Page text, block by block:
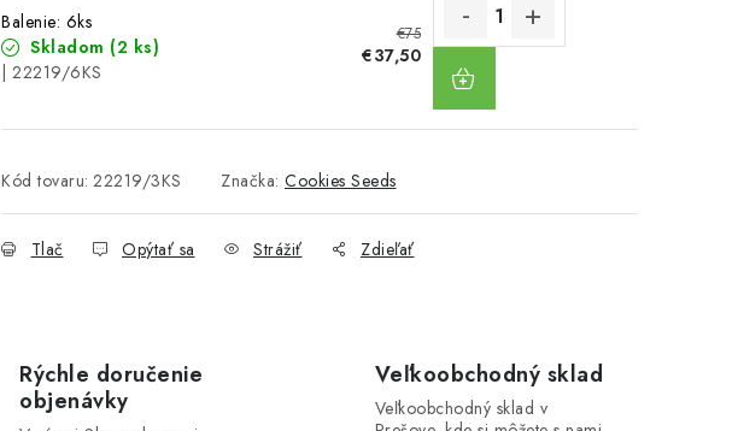
Balenie: 6ks
Skladom (2 ks)
| 22219/6KS
€75
€37,50
Kód tovaru: 22219/3KS Značka: Cookies Seeds
Tlač Opýtať sa Strážiť Zdieľať
Rýchle doručenie
objenávky
Veľkoobchodný sklad
Veľkoobchodný sklad v